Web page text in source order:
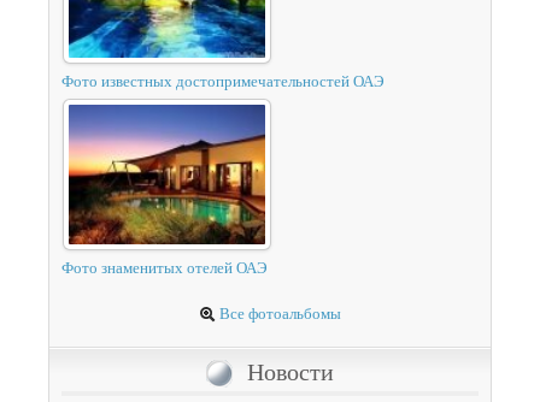
Фото известных достопримечательностей ОАЭ
Фото знаменитых отелей ОАЭ
Все фотоальбомы
Новости